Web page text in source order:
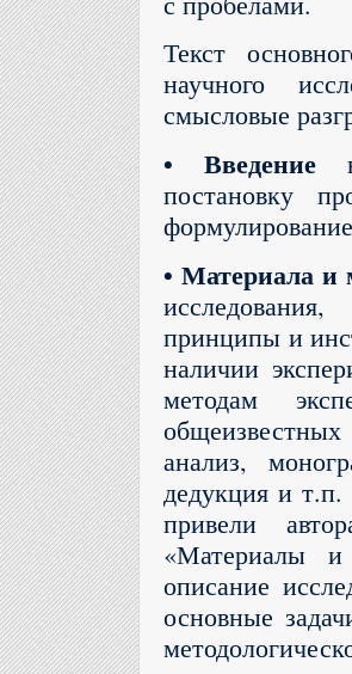
Текст
научного
смысловые
• Введение
постановку
• Материала и
принципы и
наличии
методам
анализ,
дедукция и
привели
«Материалы и
описание
основные